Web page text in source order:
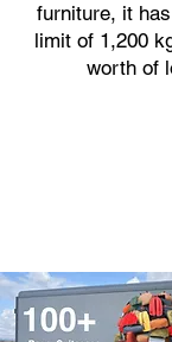
furniture, it
limit of 1,200
worth of